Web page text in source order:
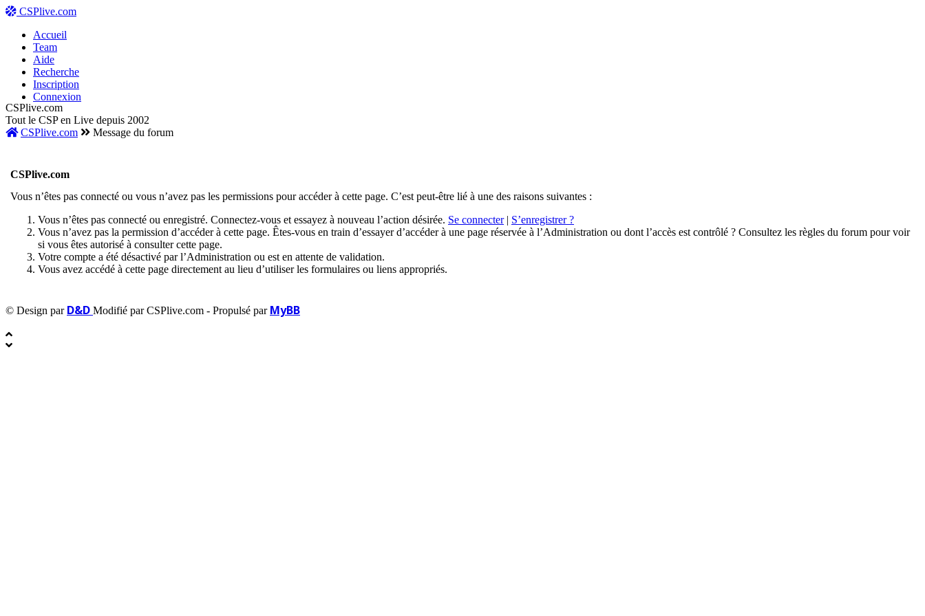
CSPlive.com
Accueil
Team
Aide
Recherche
Inscription
Connexion
CSPlive.com
Tout le CSP en Live depuis 2002
CSPlive.com
Message du forum
CSPlive.com
Vous n’êtes pas connecté ou vous n’avez pas les permissions pour accéder à cette page. C’est peut-être lié à une des raisons suivantes :
Vous n’êtes pas connecté ou enregistré. Connectez-vous et essayez à nouveau l’action désirée. Se connecter| S’enregistrer ?
Vous n’avez pas la permission d’accéder à cette page. Êtes-vous en train d’essayer d’accéder à une page réservée à l’Administration ou dont l’accès est contrôlé ? Consultez les règles du forum pour voir
si vous êtes autorisé à consulter cette page.
Votre compte a été désactivé par l’Administration ou est en attente de validation.
Vous avez accédé à cette page directement au lieu d’utiliser les formulaires ou liens appropriés.
© Design par D&D Modifié par CSPlive.com - Propulsé par MyBB